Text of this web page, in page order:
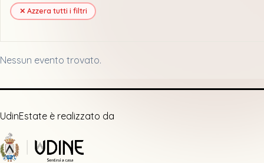
✕ Azzera tutti i filtri
Nessun evento trovato.
UdinEstate è realizzato da